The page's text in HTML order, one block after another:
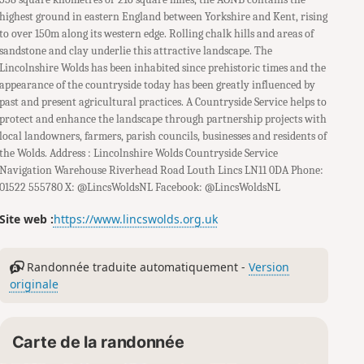
highest ground in eastern England between Yorkshire and Kent, rising
to over 150m along its western edge. Rolling chalk hills and areas of
sandstone and clay underlie this attractive landscape. The
Lincolnshire Wolds has been inhabited since prehistoric times and the
appearance of the countryside today has been greatly influenced by
past and present agricultural practices. A Countryside Service helps to
protect and enhance the landscape through partnership projects with
local landowners, farmers, parish councils, businesses and residents of
the Wolds. Address : Lincolnshire Wolds Countryside Service
Navigation Warehouse Riverhead Road Louth Lincs LN11 0DA Phone:
01522 555780 X: @LincsWoldsNL Facebook: @LincsWoldsNL
Site web :https://www.lincswolds.org.uk
Randonnée traduite automatiquement -Version
originale
Carte de la randonnée